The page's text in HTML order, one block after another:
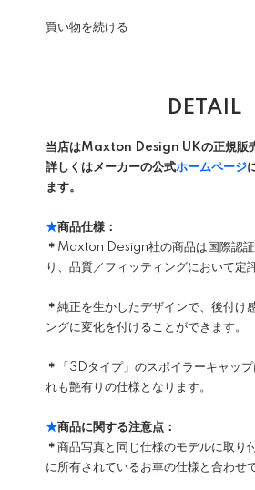
買い物を続ける
DETAIL
当店はMaxton Design UKの正規販売
詳しくはメーカーの公式ホームページ
ます。
★商品仕様：
＊ Maxton Design社の商品は国際認
り、品質／フィッティングにおいて定
＊ 純正を生かしたデザインで、後付け
ングに変化を付けることができます。
＊
「3Dタイプ」のスポイラーキャッ
れも艶有りの仕様となります。
★商品に関する注意点：
＊ 商品写真と同じ仕様のモデルに取り
に所有されているお車の仕様と合わせ